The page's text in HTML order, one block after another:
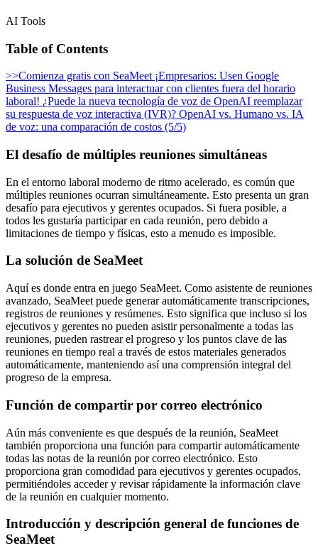
AI Tools
Table of Contents
>>Comienza gratis con SeaMeet ¡Empresarios: Usen Google
Business Messages para interactuar con clientes fuera del horario
laboral! ¿Puede la nueva tecnología de voz de OpenAI reemplazar
su respuesta de voz interactiva (IVR)? OpenAI vs. Humano vs. IA
de voz: una comparación de costos (5/5)
El desafío de múltiples reuniones simultáneas
En el entorno laboral moderno de ritmo acelerado, es común que
múltiples reuniones ocurran simultáneamente. Esto presenta un gran
desafío para ejecutivos y gerentes ocupados. Si fuera posible, a
todos les gustaría participar en cada reunión, pero debido a
limitaciones de tiempo y físicas, esto a menudo es imposible.
La solución de SeaMeet
Aquí es donde entra en juego SeaMeet. Como asistente de reuniones
avanzado, SeaMeet puede generar automáticamente transcripciones,
registros de reuniones y resúmenes. Esto significa que incluso si los
ejecutivos y gerentes no pueden asistir personalmente a todas las
reuniones, pueden rastrear el progreso y los puntos clave de las
reuniones en tiempo real a través de estos materiales generados
automáticamente, manteniendo así una comprensión integral del
progreso de la empresa.
Función de compartir por correo electrónico
Aún más conveniente es que después de la reunión, SeaMeet
también proporciona una función para compartir automáticamente
todas las notas de la reunión por correo electrónico. Esto
proporciona gran comodidad para ejecutivos y gerentes ocupados,
permitiéndoles acceder y revisar rápidamente la información clave
de la reunión en cualquier momento.
Introducción y descripción general de funciones de
SeaMeet